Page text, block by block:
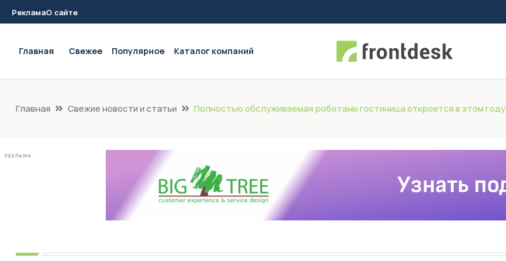
РекламаО сайте
Главная Свежее Популярное Каталог компаний
Главная Свежие новости и статьи Полностью обслуживаемая роботами гостиница откроется в этом году
РЕКЛАМА